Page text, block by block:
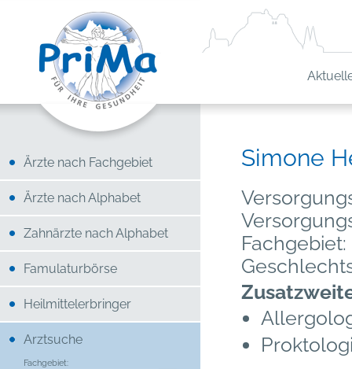
Ärzte nach Fachgebiet
Ärzte nach Alphabet
Zahnärzte nach Alphabet
Famulaturbörse
Heilmittelerbringer
Arztsuche
Fachgebiet:
Simone